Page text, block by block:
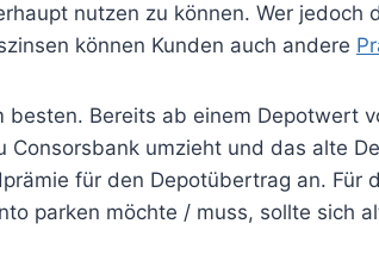
nutzen zu können. Wer
können Kunden auch andere
Bereits ab einem Depotwert
umzieht und das alte
für den Depotübertrag an. Für
parken möchte / muss, sollte sich